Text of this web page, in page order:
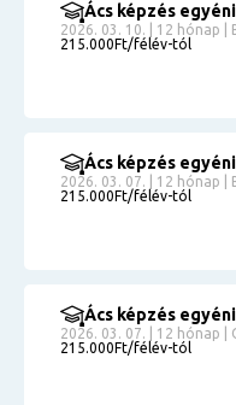
Ács képzés
2026. 03. 10. | 12 hónap |
215.000Ft/félév-tól
Ács képzés
2026. 03. 07. | 12 hónap |
215.000Ft/félév-tól
Ács képzés
2026. 03. 07. | 12 hónap |
215.000Ft/félév-tól